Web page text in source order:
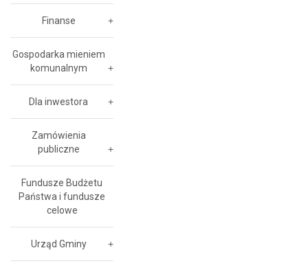
Finanse
Gospodarka mieniem
komunalnym
Dla inwestora
Zamówienia
publiczne
Fundusze Budżetu
Państwa i fundusze
celowe
Urząd Gminy